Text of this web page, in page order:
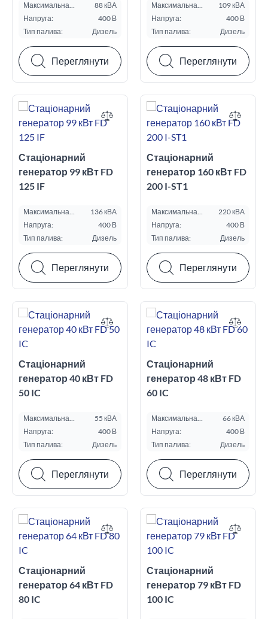
Максимальна
потужність ESP, кВА:
88 кВА
Напруга:
400 В
Тип палива:
Дизель
Переглянути
Максимальна
потужність ESP, кВА:
109 кВА
Напруга:
400 В
Тип палива:
Дизель
Переглянути
Стаціонарний
генератор 99 кВт FD
125 IF
Максимальна
потужність ESP, кВА:
136 кВА
Напруга:
400 В
Тип палива:
Дизель
Переглянути
Стаціонарний
генератор 160 кВт FD
200 I-ST1
Максимальна
потужність ESP, кВА:
220 кВА
Напруга:
400 В
Тип палива:
Дизель
Переглянути
Стаціонарний
генератор 40 кВт FD
50 IC
Максимальна
потужність ESP, кВА:
55 кВА
Напруга:
400 В
Тип палива:
Дизель
Переглянути
Стаціонарний
генератор 48 кВт FD
60 IC
Максимальна
потужність ESP, кВА:
66 кВА
Напруга:
400 В
Тип палива:
Дизель
Переглянути
Стаціонарний
генератор 64 кВт FD
80 IC
Стаціонарний
генератор 79 кВт FD
100 IC